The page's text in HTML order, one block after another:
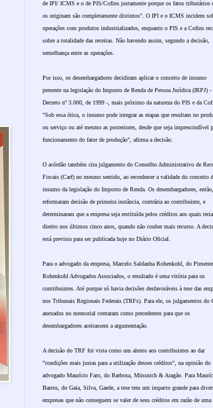
de IPI/ ICMS e o de PIS/Cofins justamente porque os fatos tributários
os originam são completamente distintos". O IPI e o ICMS incidem
operações com produtos industrializados, enquanto o PIS e a Cofins
sobre a totalidade das receitas. Não havendo assim, segundo a decisão,
semelhança entre as operações.
Por isso, os desembargadores decidiram aplicar o conceito de insumo
presente na legislação do Imposto de Renda de Pessoa Jurídica (IRPJ) -
Decreto nº 3.000, de 1999 -, mais próximo da natureza do PIS e da
"Sob essa ótica, o insumo pode integrar as etapas que resultam no
ou serviço ou até mesmo as posteriores, desde que seja imprescindível
funcionamento do fator de produção", afirma a decisão.
O acórdão também cita julgamento do Conselho Administrativo de
Fiscais (Carf) no mesmo sentido, ao reconhecer a validade do conceito
insumo da legislação do Imposto de Renda. Os desembargadores, então,
reformaram decisão de primeira instância, contrária ao contribuinte, e
determinaram que a empresa seja restituída pelos créditos aos quais teria
direito nos últimos cinco anos, quando não couber mais recurso. A
está prevista para ser publicada hoje no Diário Oficial.
Para o advogado da empresa, Marcelo Saldanha Rohenkohl, do
Rohenkohl Advogados Associados, o resultado é uma vitória para os
contribuintes. Até porque só havia decisões desfavoráveis à tese das
nos Tribunais Regionais Federais (TRFs). Para ele, os julgamentos do
anexados no memorial contaram como precedentes para que os
desembargadores aceitassem a argumentação.
A decisão do TRF foi vista como um alento aos contribuintes ao dar
"condições mais justas para a utilização desses créditos", na opinião do
advogado Maurício Faro, do Barbosa, Müssnich & Aragão. Para
Barros, do Gaia, Silva, Gaede, a tese tem um impacto grande para
empresas que não conseguem se valer de seus créditos em razão de uma